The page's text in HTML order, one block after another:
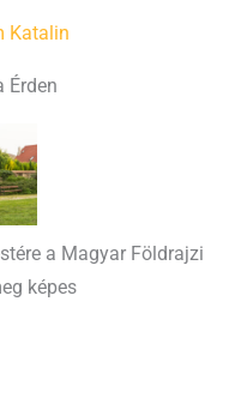
Katalin
Érden
a Magyar Földrajzi
képes